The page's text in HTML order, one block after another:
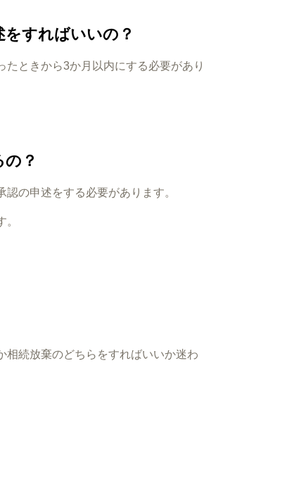
をすればいいの？
ときから3か月以内にする必要があり
？
の申述をする必要があります。
相続放棄のどちらをすればいいか迷わ